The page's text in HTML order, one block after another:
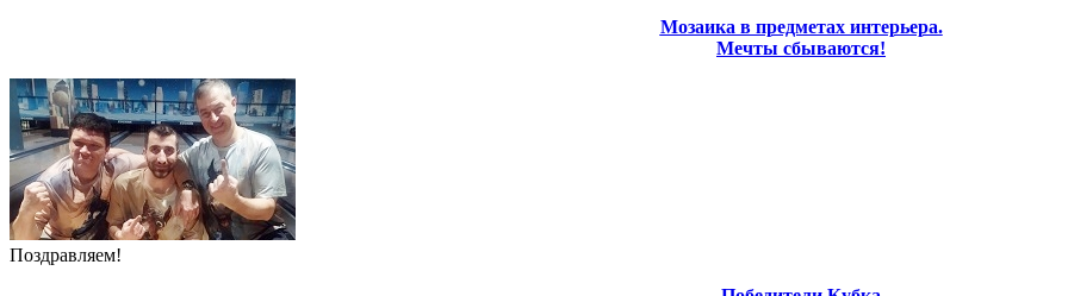
Мозаика в предметах интерьера.
Мечты сбываются!
Поздравляем!